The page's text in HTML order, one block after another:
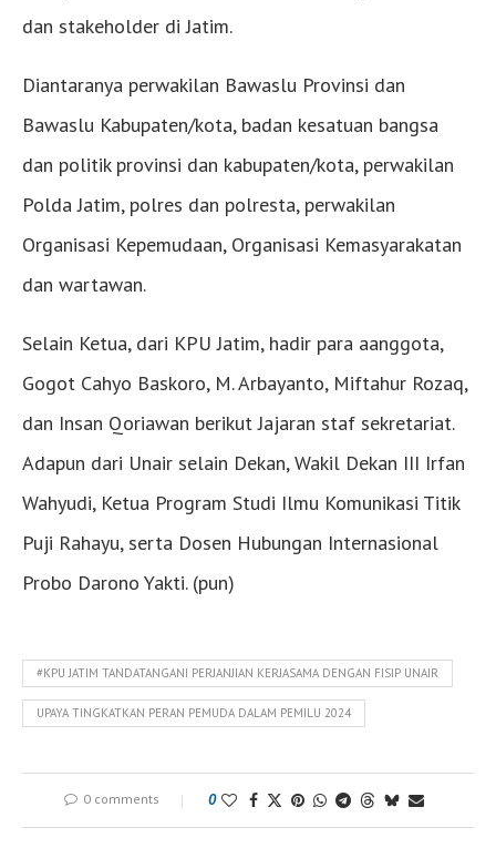
dan stakeholder di Jatim.
Diantaranya perwakilan Bawaslu Provinsi dan
Bawaslu Kabupaten/kota, badan kesatuan bangsa
dan politik provinsi dan kabupaten/kota, perwakilan
Polda Jatim, polres dan polresta, perwakilan
Organisasi Kepemudaan, Organisasi Kemasyarakatan
dan wartawan.
Selain Ketua, dari KPU Jatim, hadir para aanggota,
Gogot Cahyo Baskoro, M. Arbayanto, Miftahur Rozaq,
dan Insan Qoriawan berikut Jajaran staf sekretariat.
Adapun dari Unair selain Dekan, Wakil Dekan III Irfan
Wahyudi, Ketua Program Studi Ilmu Komunikasi Titik
Puji Rahayu, serta Dosen Hubungan Internasional
Probo Darono Yakti. (pun)
#KPU JATIM TANDATANGANI PERJANJIAN KERJASAMA DENGAN FISIP UNAIR
UPAYA TINGKATKAN PERAN PEMUDA DALAM PEMILU 2024
0 comments 0